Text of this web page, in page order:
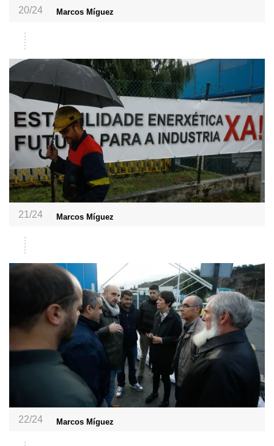
20/24 Marcos Míguez
21/24 Marcos Míguez
22/24 Marcos Míguez